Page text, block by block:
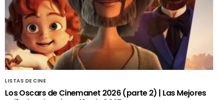
LISTAS DE CINE
Los Oscars de Cinemanet 2026 (parte 2) | Las Mejores